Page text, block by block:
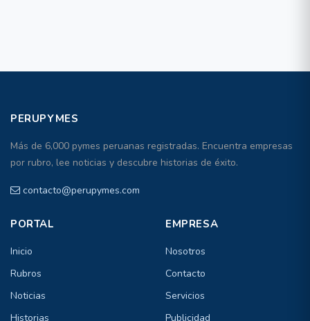
PERUPYMES
Más de 6,000 pymes peruanas registradas. Encuentra empresas
por rubro, lee noticias y descubre historias de éxito.
contacto@perupymes.com
PORTAL
Inicio
Rubros
Noticias
Historias
EMPRESA
Nosotros
Contacto
Servicios
Publicidad